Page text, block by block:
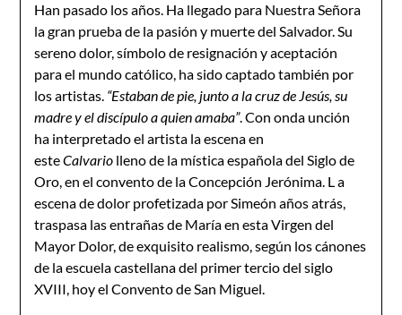
Han pasado los años. Ha llegado para Nuestra Señora
la gran prueba de la pasión y muerte del Salvador. Su
sereno dolor, símbolo de resignación y aceptación
para el mundo católico, ha sido captado también por
los artistas. “Estaban de pie, junto a la cruz de Jesús, su
madre y el discípulo a quien amaba”. Con onda unción
ha interpretado el artista la escena en
esteCalvario lleno de la mística española del Siglo de
Oro, en el convento de la Concepción Jerónima. L a
escena de dolor profetizada por Simeón años atrás,
traspasa las entrañas de María en esta Virgen del
Mayor Dolor, de exquisito realismo, según los cánones
de la escuela castellana del primer tercio del siglo
XVIII, hoy el Convento de San Miguel.